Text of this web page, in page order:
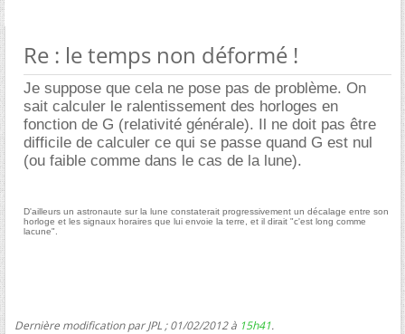
Re : le temps non déformé !
Je suppose que cela ne pose pas de problème. On
sait calculer le ralentissement des horloges en
fonction de G (relativité générale). Il ne doit pas être
difficile de calculer ce qui se passe quand G est nul
(ou faible comme dans le cas de la lune).
D'ailleurs un astronaute sur la lune constaterait progressivement un décalage entre son
horloge et les signaux horaires que lui envoie la terre, et il dirait "c'est long comme
lacune".
Dernière modification par JPL ; 01/02/2012 à 15h41.